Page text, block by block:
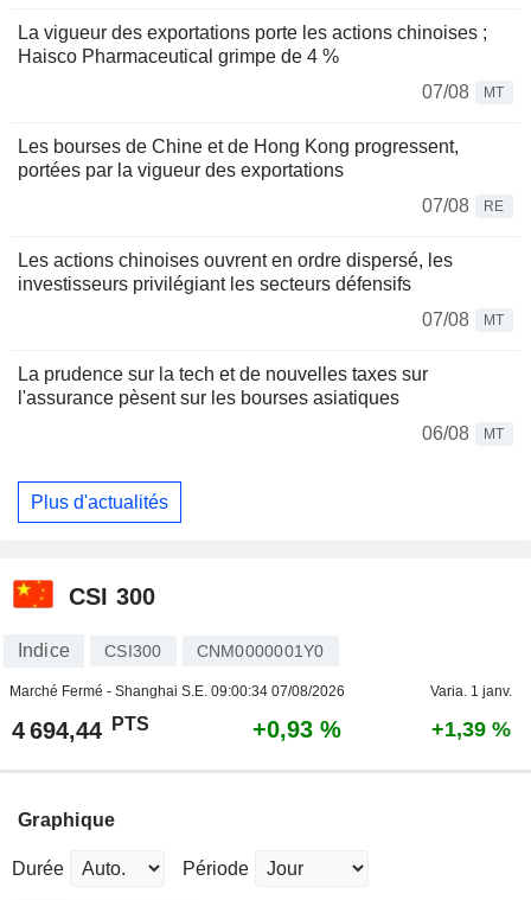
La vigueur des exportations porte les actions chinoises ;
Haisco Pharmaceutical grimpe de 4 %
07/08
MT
Les bourses de Chine et de Hong Kong progressent,
portées par la vigueur des exportations
07/08
RE
Les actions chinoises ouvrent en ordre dispersé, les
investisseurs privilégiant les secteurs défensifs
07/08
MT
La prudence sur la tech et de nouvelles taxes sur
l'assurance pèsent sur les bourses asiatiques
06/08
MT
Plus d'actualités
CSI 300
Indice CSI300 CNM0000001Y0
Marché Fermé - Shanghai S.E. 09:00:34 07/08/2026 Varia. 1 janv.
4 694,44 PTS +0,93 % +1,39 %
Graphique
Durée Période